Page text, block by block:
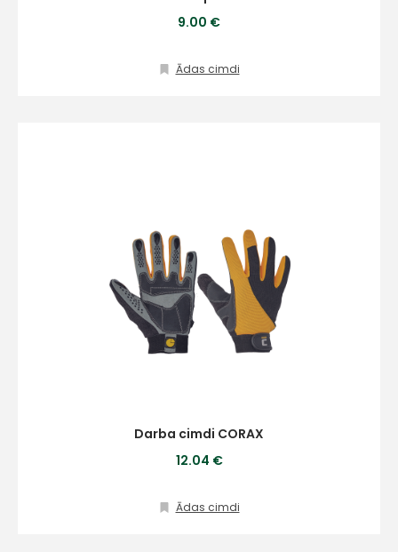
9.00 €
Ādas cimdi
Darba cimdi CORAX
12.04 €
Ādas cimdi